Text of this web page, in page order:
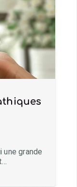
une grande